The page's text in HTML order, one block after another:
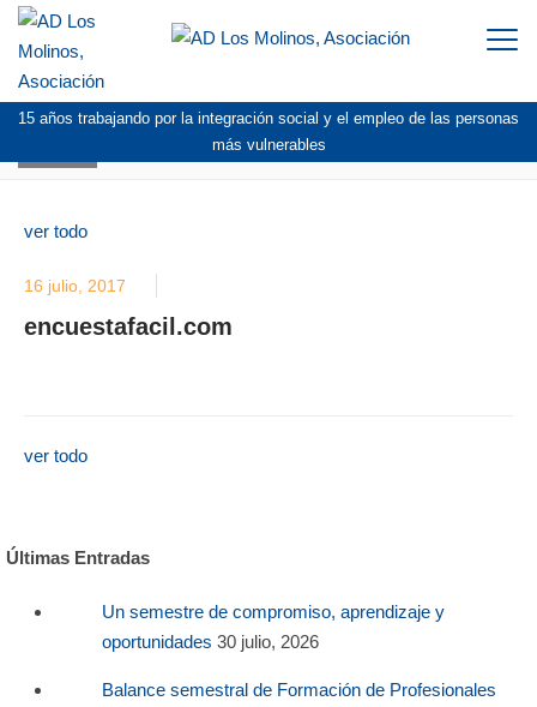
15 años trabajando por la integración social y el empleo de las personas
más vulnerables
ver todo
16 julio, 2017
encuestafacil.com
ver todo
Últimas Entradas
Un semestre de compromiso, aprendizaje y
oportunidades 30 julio, 2026
Balance semestral de Formación de Profesionales